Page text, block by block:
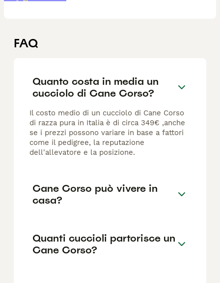
FAQ
Quanto costa in media un
cucciolo di Cane Corso?
Il costo medio di un cucciolo di Cane Corso
di razza pura in Italia è di circa 349€ ,anche
se i prezzi possono variare in base a fattori
come il pedigree, la reputazione
dell'allevatore e la posizione.
Cane Corso può vivere in
casa?
Quanti cuccioli partorisce un
Cane Corso?